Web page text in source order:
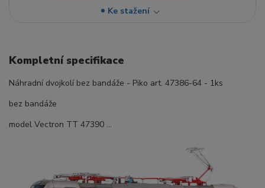
Ke stažení
Kompletní specifikace
Náhradní dvojkolí bez bandáže - Piko art. 47386-64 - 1ks
bez bandáže
model Vectron TT 47390 ...